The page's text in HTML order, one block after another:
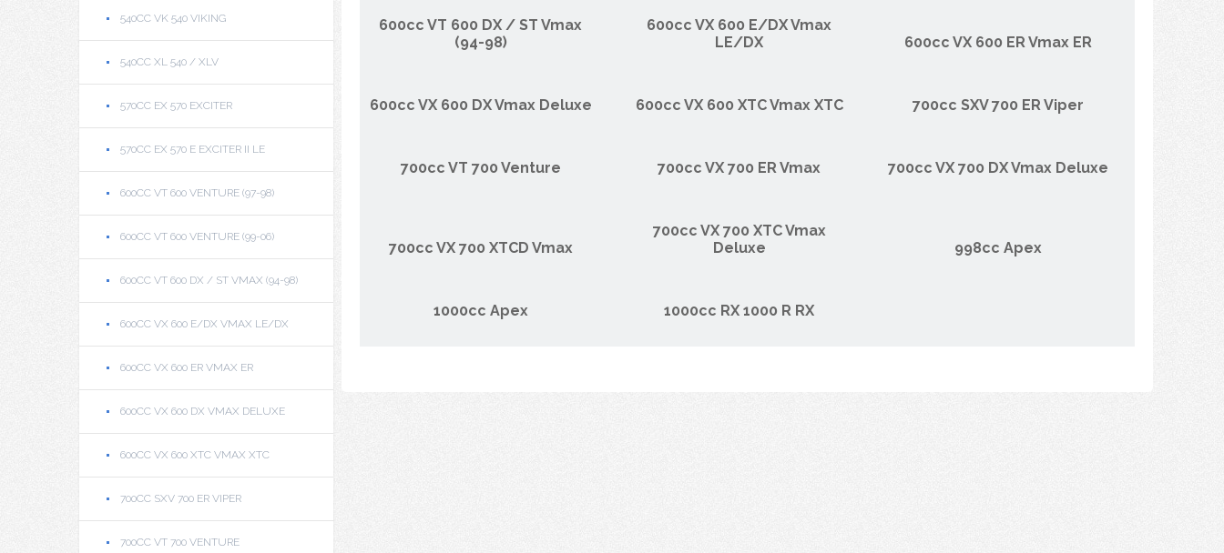
540CC VK 540 VIKING
540CC XL 540 / XLV
570CC EX 570 EXCITER
570CC EX 570 E EXCITER II LE
600CC VT 600 VENTURE (97-98)
600CC VT 600 VENTURE (99-06)
600CC VT 600 DX / ST VMAX (94-98)
600CC VX 600 E/DX VMAX LE/DX
600CC VX 600 ER VMAX ER
600CC VX 600 DX VMAX DELUXE
600CC VX 600 XTC VMAX XTC
700CC SXV 700 ER VIPER
700CC VT 700 VENTURE
600cc VT 600 DX / ST Vmax
(94-98)
600cc VX 600 E/DX Vmax
LE/DX
600cc VX 600 ER Vmax ER
600cc VX 600 DX Vmax Deluxe 600cc VX 600 XTC Vmax XTC 700cc SXV 700 ER Viper
700cc VT 700 Venture 700cc VX 700 ER Vmax 700cc VX 700 DX Vmax Deluxe
700cc VX 700 XTCD Vmax
700cc VX 700 XTC Vmax
Deluxe
998cc Apex
1000cc Apex 1000cc RX 1000 R RX